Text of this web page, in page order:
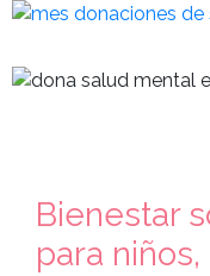
Bienestar
para